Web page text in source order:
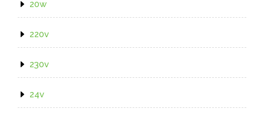
20w
220v
230v
24v